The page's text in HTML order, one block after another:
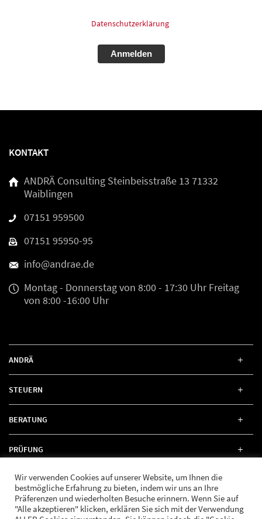
Datenschutzerklärung
KONTAKT
ANDRÄ Consulting Steinbeisstraße 13 71332
Waiblingen
07151 959500
07151 95950-95
info@andrae.de
Montag - Donnerstagvon 8:00 - 17:30 UhrFreitag
von 8:00 -16:00 Uhr
ANDRÄ
STEUERN
BERATUNG
PRÜFUNG
RECHT
Wir verwenden Cookies auf unserer Website, um Ihnen die
bestmögliche Erfahrung zu bieten, indem wir uns an Ihre
Präferenzen und wiederholten Besuche erinnern. Wenn Sie auf
"Alle akzeptieren" klicken, erklären Sie sich mit der Verwendung